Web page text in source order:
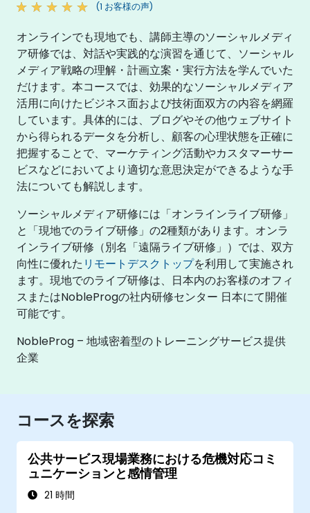
(1 お客様の声)
オンラインでも現地でも、講師主導のソーシャルメディ
ア研修では、対話や実践的な演習を通じて、ソーシャル
メディア戦略の理解・計画立案・実行方法を学んでいた
だけます。本コースでは、効果的なソーシャルメディア
活用に向けたビジネス面および技術面双方の内容を網羅
しています。具体的には、ブログやその他ウェブサイト
から得られるデータを分析し、顧客の心理状態を正確に
把握することで、マーケティング活動やカスタマーサー
ビスなどにおいてより適切な意思決定ができるような手
法についても解説します。
ソーシャルメディア研修には「オンラインライブ研修」
と「現地でのライブ研修」の2種類があります。オンラ
インライブ研修（別名「遠隔ライブ研修」）では、双方
向性に優れたリモートデスクトップを利用して実施され
ます。現地でのライブ研修は、日本内のお客様のオフィ
スまたはNobleProgの社内研修センター 日本にて開催
可能です。
NobleProg – 地域密着型のトレーニングサービス提供
企業
コースを探索
公共サービス現場業務における危機対応コミ
ュニケーションと感情管理
21 時間